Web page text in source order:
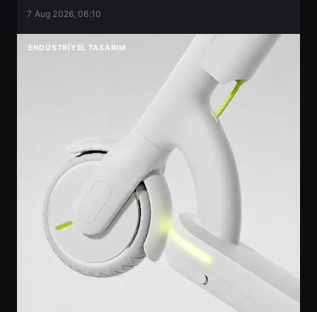
7 Aug 2026, 06:10
ENDÜSTRIYEL TASARIM